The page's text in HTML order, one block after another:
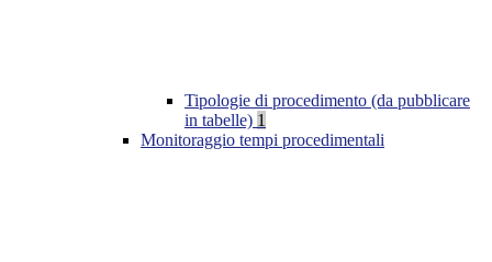
Tipologie di procedimento (da pubblicare
in tabelle) 1
Monitoraggio tempi procedimentali